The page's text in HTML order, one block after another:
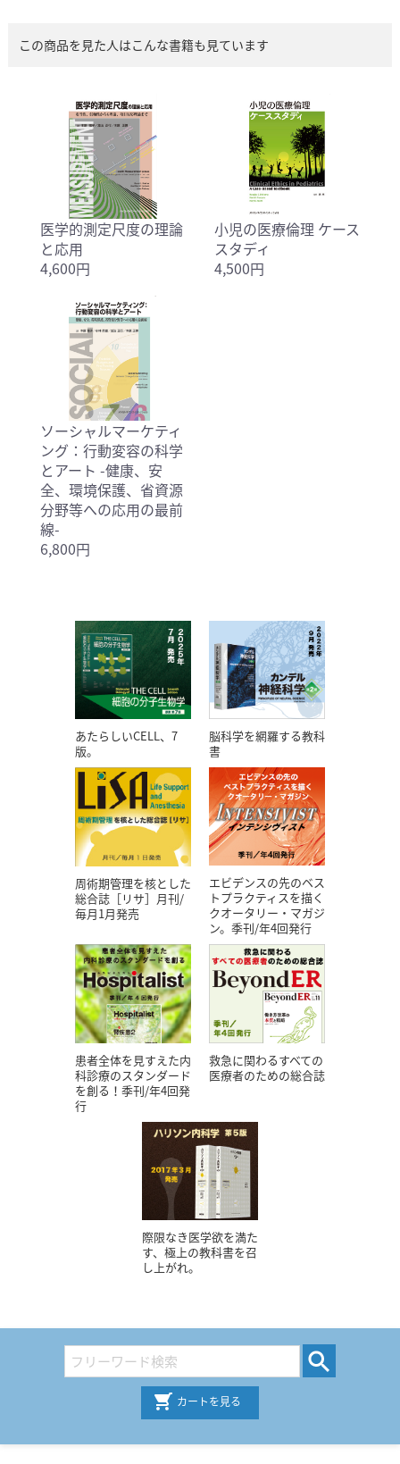
この商品を見た人はこんな書籍も見ています
医学的測定尺度の理論
と応用
4,600円
小児の医療倫理 ケース
スタディ
4,500円
ソーシャルマーケティ
ング：行動変容の科学
とアート -健康、安
全、環境保護、省資源
分野等への応用の最前
線-
6,800円
あたらしいCELL、7
版。
脳科学を網羅する教科
書
周術期管理を核とした
総合誌［リサ］月刊/
毎月1月発売
エビデンスの先のベス
トプラクティスを描く
クオータリー・マガジ
ン。季刊/年4回発行
患者全体を見すえた内
科診療のスタンダード
を創る！季刊/年4回発
行
救急に関わるすべての
医療者のための総合誌
際限なき医学欲を満た
す、極上の教科書を召
し上がれ。
カートを見る